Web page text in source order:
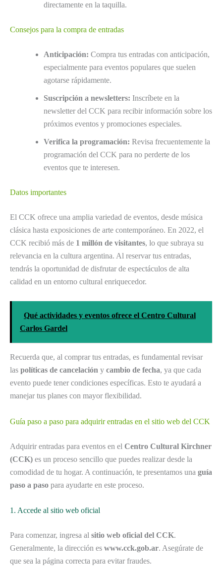
directamente en la taquilla.
Consejos para la compra de entradas
Anticipación: Compra tus entradas con anticipación,
especialmente para eventos populares que suelen
agotarse rápidamente.
Suscripción a newsletters: Inscríbete en la
newsletter del CCK para recibir información sobre los
próximos eventos y promociones especiales.
Verifica la programación: Revisa frecuentemente la
programación del CCK para no perderte de los
eventos que te interesen.
Datos importantes
El CCK ofrece una amplia variedad de eventos, desde música
clásica hasta exposiciones de arte contemporáneo. En 2022, el
CCK recibió más de 1 millón de visitantes, lo que subraya su
relevancia en la cultura argentina. Al reservar tus entradas,
tendrás la oportunidad de disfrutar de espectáculos de alta
calidad en un entorno cultural enriquecedor.
Qué actividades y eventos ofrece el Centro Cultural
Carlos Gardel
Recuerda que, al comprar tus entradas, es fundamental revisar
las políticas de cancelación y cambio de fecha, ya que cada
evento puede tener condiciones específicas. Esto te ayudará a
manejar tus planes con mayor flexibilidad.
Guía paso a paso para adquirir entradas en el sitio web del CCK
Adquirir entradas para eventos en el Centro Cultural Kirchner
(CCK) es un proceso sencillo que puedes realizar desde la
comodidad de tu hogar. A continuación, te presentamos una guía
paso a paso para ayudarte en este proceso.
1. Accede al sitio web oficial
Para comenzar, ingresa al sitio web oficial del CCK.
Generalmente, la dirección es www.cck.gob.ar. Asegúrate de
que sea la página correcta para evitar fraudes.